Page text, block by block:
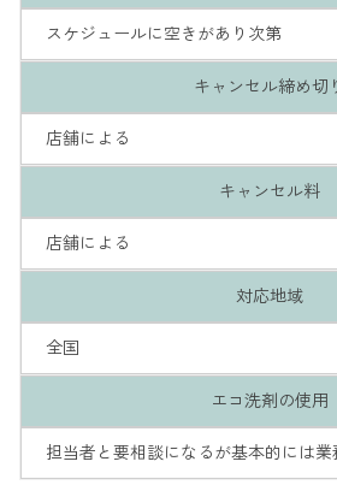
スケジュールに空きがあり次第
キャンセル締め切
店舗による
キャンセル料
店舗による
対応地域
全国
エコ洗剤の使用
担当者と要相談になるが基本的には